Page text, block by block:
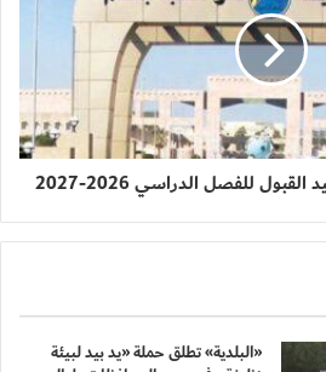
للفصل الدراسي 2026-2027
«البلدية» تطلق حملة «يد بيد لبيئة